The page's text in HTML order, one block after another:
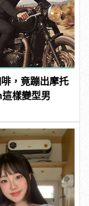
，竟蹦出摩托
樣變型男